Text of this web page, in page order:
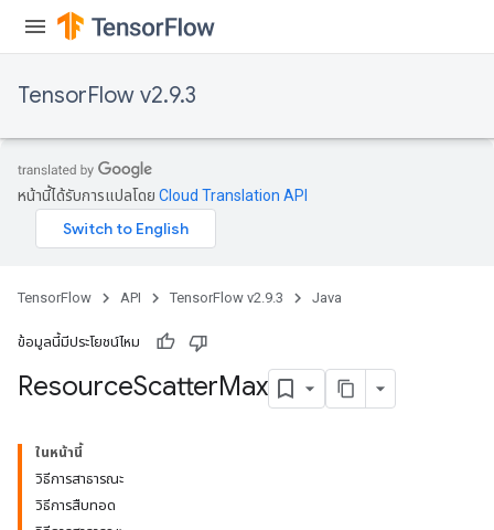
TensorFlow v2.9.3
หน้านี้ได้รับการแปลโดย Cloud Translation API
TensorFlow API TensorFlow v2.9.3 Java
ข้อมูลนี้มีประโยชน์ไหม
ResourceScatterMax
ในหน้านี้
วิธีการสาธารณะ
วิธีการสืบทอด